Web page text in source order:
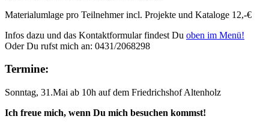
Materialumlage pro Teilnehmer incl. Projekte und Kataloge 12,-€
Infos dazu und das Kontaktformular findest Du oben im Menü!
Oder Du rufst mich an: 0431/2068298
Termine:
Sonntag, 31.Mai ab 10h auf dem Friedrichshof Altenholz
Ich freue mich, wenn Du mich besuchen kommst!